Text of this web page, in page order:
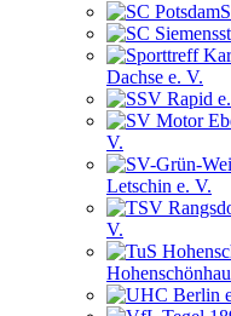
Dachse e. V.
V.
Letschin e. V.
V.